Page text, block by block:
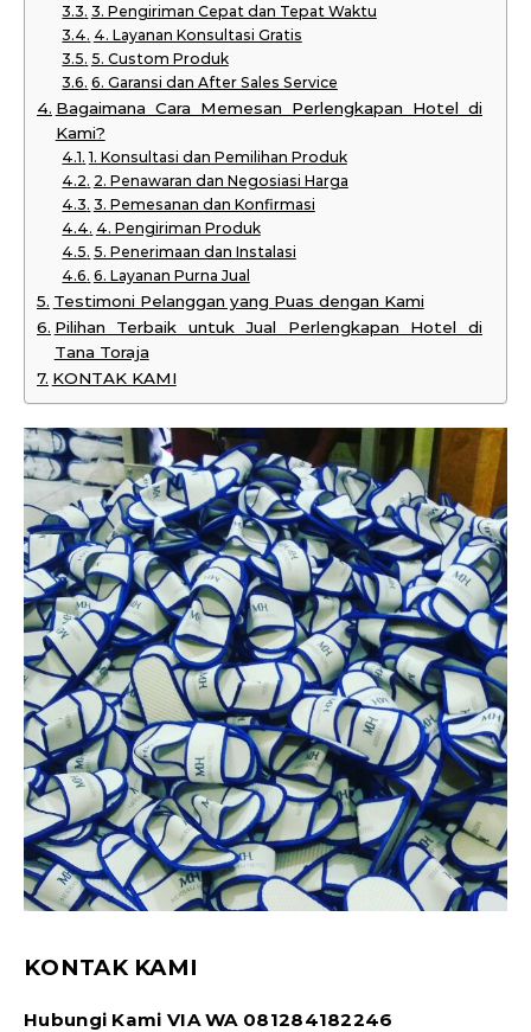
3. Pengiriman Cepat dan Tepat Waktu
4. Layanan Konsultasi Gratis
5. Custom Produk
6. Garansi dan After Sales Service
Bagaimana Cara Memesan Perlengkapan Hotel di
Kami?
1. Konsultasi dan Pemilihan Produk
2. Penawaran dan Negosiasi Harga
3. Pemesanan dan Konfirmasi
4. Pengiriman Produk
5. Penerimaan dan Instalasi
6. Layanan Purna Jual
Testimoni Pelanggan yang Puas dengan Kami
Pilihan Terbaik untuk Jual Perlengkapan Hotel di
Tana Toraja
KONTAK KAMI
KONTAK KAMI
Hubungi Kami VIA WA 081284182246